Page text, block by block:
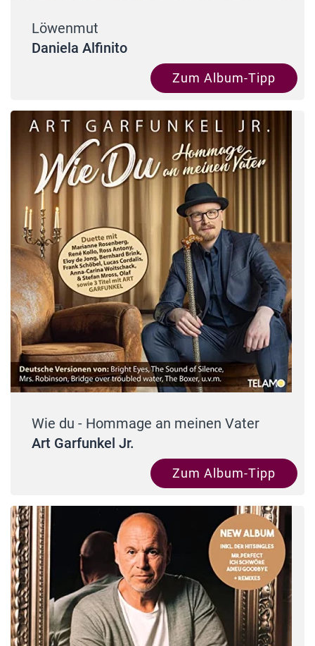
Löwenmut
Daniela Alfinito
Zum Album-Tipp
Wie du - Hommage an meinen Vater
Art Garfunkel Jr.
Zum Album-Tipp